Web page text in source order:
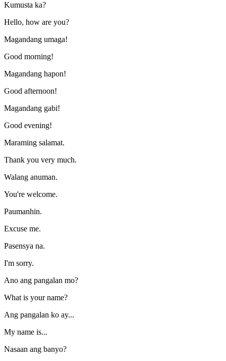
Kumusta ka?
Hello, how are you?
Magandang umaga!
Good morning!
Magandang hapon!
Good afternoon!
Magandang gabi!
Good evening!
Maraming salamat.
Thank you very much.
Walang anuman.
You're welcome.
Paumanhin.
Excuse me.
Pasensya na.
I'm sorry.
Ano ang pangalan mo?
What is your name?
Ang pangalan ko ay...
My name is...
Nasaan ang banyo?